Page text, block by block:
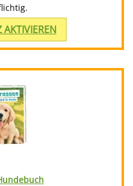
AKTIVIEREN